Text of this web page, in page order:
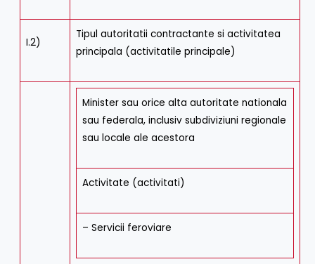
I.2)
Tipul autoritatii contractante si activitatea
principala (activitatile principale)
Minister sau orice alta autoritate nationala
sau federala, inclusiv subdiviziuni regionale
sau locale ale acestora
Activitate (activitati)
– Servicii feroviare